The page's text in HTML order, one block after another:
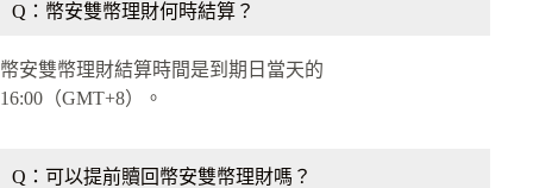
Q：幣安雙幣理財何時結算？
幣安雙幣理財結算時間是到期日當天的
16:00（GMT+8）。
Q：可以提前贖回幣安雙幣理財嗎？